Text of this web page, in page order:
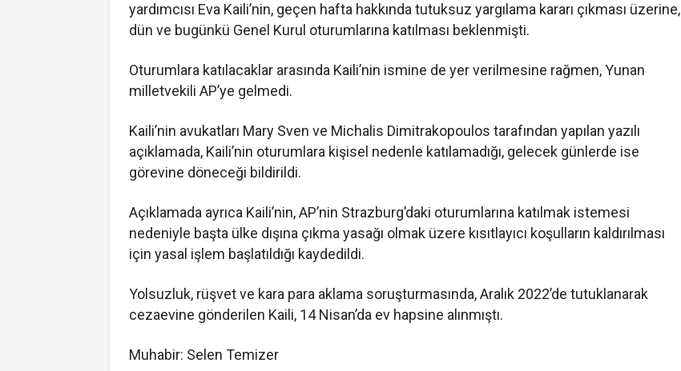
yardımcısı Eva Kaili’nin, geçen hafta hakkında tutuksuz yargılama kararı çıkması üzerine,
dün ve bugünkü Genel Kurul oturumlarına katılması beklenmişti.
Oturumlara katılacaklar arasında Kaili’nin ismine de yer verilmesine rağmen, Yunan
milletvekili AP’ye gelmedi.
Kaili’nin avukatları Mary Sven ve Michalis Dimitrakopoulos tarafından yapılan yazılı
açıklamada, Kaili’nin oturumlara kişisel nedenle katılamadığı, gelecek günlerde ise
görevine döneceği bildirildi.
Açıklamada ayrıca Kaili’nin, AP’nin Strazburg’daki oturumlarına katılmak istemesi
nedeniyle başta ülke dışına çıkma yasağı olmak üzere kısıtlayıcı koşulların kaldırılması
için yasal işlem başlatıldığı kaydedildi.
Yolsuzluk, rüşvet ve kara para aklama soruşturmasında, Aralık 2022’de tutuklanarak
cezaevine gönderilen Kaili, 14 Nisan’da ev hapsine alınmıştı.
Muhabir: Selen Temizer